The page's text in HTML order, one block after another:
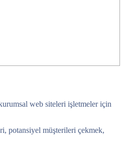
web siteleri işletmeler için
potansiyel müşterileri çekmek,